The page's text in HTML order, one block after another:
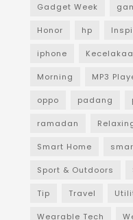
Gadget Week
Honor hp
iphone
Morning MP3
oppo padang
ramadan
Smart Home
Sport & Outdoors
Tip Travel
Wearable Tech